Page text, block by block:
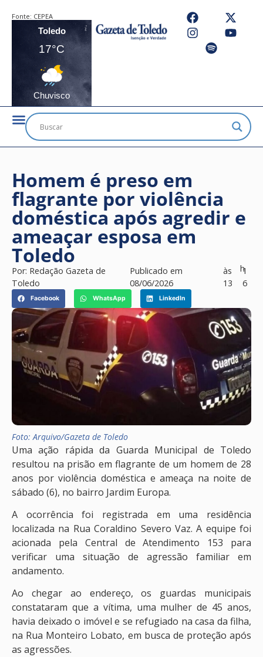
Fonte: CEPEA
Toledo
17°C
Chuvisco
Homem é preso em
flagrante por violência
doméstica após agredir e
ameaçar esposa em
Toledo
Por: Redação Gazeta de
Toledo
Publicado em
08/06/2026
às
13
h1
6
Facebook WhatsApp LinkedIn
Foto: Arquivo/Gazeta de Toledo
Uma ação rápida da Guarda Municipal de Toledo
resultou na prisão em flagrante de um homem de 28
anos por violência doméstica e ameaça na noite de
sábado (6), no bairro Jardim Europa.
A ocorrência foi registrada em uma residência
localizada na Rua Coraldino Severo Vaz. A equipe foi
acionada pela Central de Atendimento 153 para
verificar uma situação de agressão familiar em
andamento.
Ao chegar ao endereço, os guardas municipais
constataram que a vítima, uma mulher de 45 anos,
havia deixado o imóvel e se refugiado na casa da filha,
na Rua Monteiro Lobato, em busca de proteção após
as agressões.